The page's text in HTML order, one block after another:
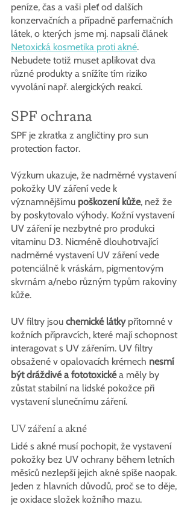
peníze, čas a vaši pleť od dalších
konzervačních a případně parfemačních
látek, o kterých jsme mj. napsali článek
Netoxická kosmetika proti akné.
Nebudete totiž muset aplikovat dva
různé produkty a snížíte tím riziko
vyvolání např. alergických reakcí.
SPF ochrana
SPF je zkratka z angličtiny pro sun
protection factor.
Výzkum ukazuje, že nadměrné vystavení
pokožky UV záření vede k
významnějšímu poškození kůže, než že
by poskytovalo výhody. Kožní vystavení
UV záření je nezbytné pro produkci
vitaminu D3. Nicméně dlouhotrvající
nadměrné vystavení UV záření vede
potenciálně k vráskám, pigmentovým
skvrnám a/nebo různým typům rakoviny
kůže.
UV filtry jsou chemické látky přítomné v
kožních přípravcích, které mají schopnost
interagovat s UV zářením. UV filtry
obsažené v opalovacích krémech nesmí
být dráždivé a fototoxické a měly by
zůstat stabilní na lidské pokožce při
vystavení slunečnímu záření.
UV záření a akné
Lidé s akné musí pochopit, že vystavení
pokožky bez UV ochrany během letních
měsíců nezlepší jejich akné spíše naopak.
Jeden z hlavních důvodů, proč se to děje,
je oxidace složek kožního mazu.